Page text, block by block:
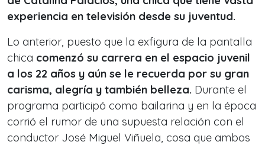
experiencia en televisión desde su juventud.
Lo anterior, puesto que la exfigura de la pantalla
chica comenzó su carrera en el espacio juvenil
a los 22 años y aún se le recuerda por su gran
carisma, alegría y también belleza. Durante el
programa participó como bailarina y en la época
corrió el rumor de una supuesta relación con el
conductor José Miguel Viñuela, cosa que ambos